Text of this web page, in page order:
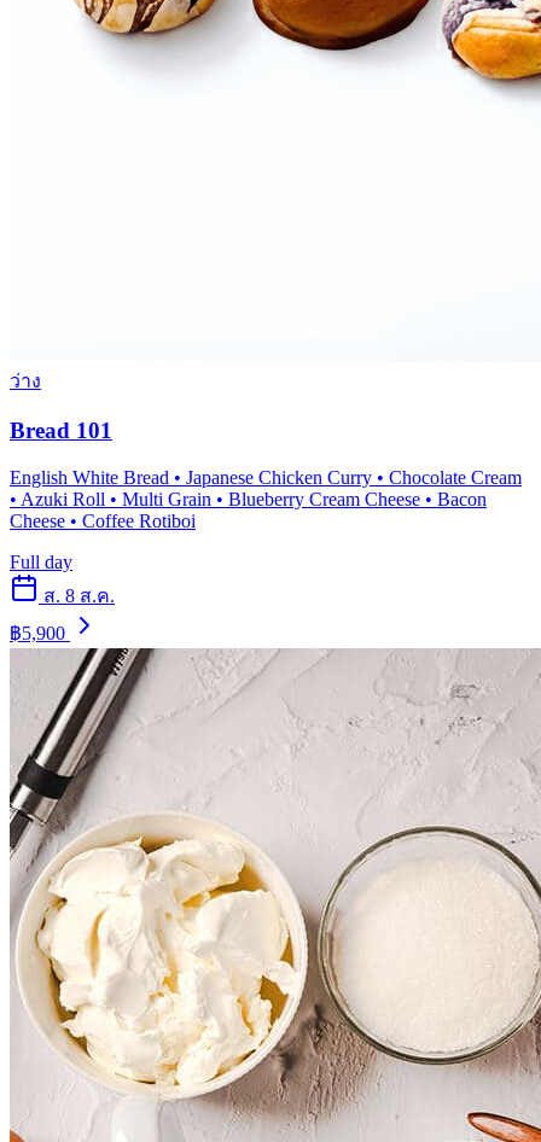
ว่าง
Bread 101
English White Bread • Japanese Chicken Curry • Chocolate Cream
• Azuki Roll • Multi Grain • Blueberry Cream Cheese • Bacon
Cheese • Coffee Rotiboi
Full day
ส. 8 ส.ค.
฿5,900